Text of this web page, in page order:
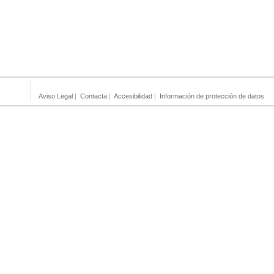
Aviso Legal | Contacta | Accesibilidad | Información de protección de datos